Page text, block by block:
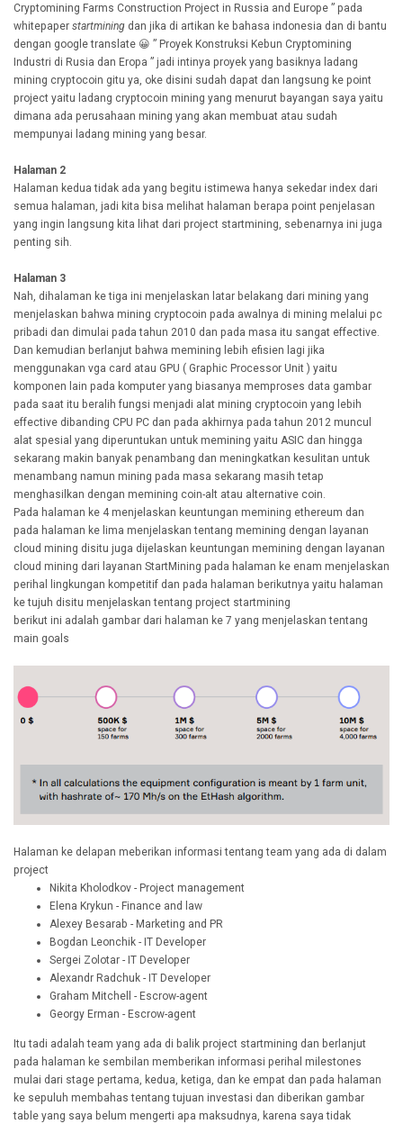
Cryptomining Farms Construction Project in Russia and Europe ” pada
whitepaper startmining dan jika di artikan ke bahasa indonesia dan di bantu
dengan google translate 😀 ” Proyek Konstruksi Kebun Cryptomining
Industri di Rusia dan Eropa ” jadi intinya proyek yang basiknya ladang
mining cryptocoin gitu ya, oke disini sudah dapat dan langsung ke point
project yaitu ladang cryptocoin mining yang menurut bayangan saya yaitu
dimana ada perusahaan mining yang akan membuat atau sudah
mempunyai ladang mining yang besar.
Halaman 2
Halaman kedua tidak ada yang begitu istimewa hanya sekedar index dari
semua halaman, jadi kita bisa melihat halaman berapa point penjelasan
yang ingin langsung kita lihat dari project startmining, sebenarnya ini juga
penting sih.
Halaman 3
Nah, dihalaman ke tiga ini menjelaskan latar belakang dari mining yang
menjelaskan bahwa mining cryptocoin pada awalnya di mining melalui pc
pribadi dan dimulai pada tahun 2010 dan pada masa itu sangat effective.
Dan kemudian berlanjut bahwa memining lebih efisien lagi jika
menggunakan vga card atau GPU ( Graphic Processor Unit ) yaitu
komponen lain pada komputer yang biasanya memproses data gambar
pada saat itu beralih fungsi menjadi alat mining cryptocoin yang lebih
effective dibanding CPU PC dan pada akhirnya pada tahun 2012 muncul
alat spesial yang diperuntukan untuk memining yaitu ASIC dan hingga
sekarang makin banyak penambang dan meningkatkan kesulitan untuk
menambang namun mining pada masa sekarang masih tetap
menghasilkan dengan memining coin-alt atau alternative coin.
Pada halaman ke 4 menjelaskan keuntungan memining ethereum dan
pada halaman ke lima menjelaskan tentang memining dengan layanan
cloud mining disitu juga dijelaskan keuntungan memining dengan layanan
cloud mining dari layanan StartMining pada halaman ke enam menjelaskan
perihal lingkungan kompetitif dan pada halaman berikutnya yaitu halaman
ke tujuh disitu menjelaskan tentang project startmining
berikut ini adalah gambar dari halaman ke 7 yang menjelaskan tentang
main goals
Halaman ke delapan meberikan informasi tentang team yang ada di dalam
project
Nikita Kholodkov - Project management
Elena Krykun - Finance and law
Alexey Besarab - Marketing and PR
Bogdan Leonchik - IT Developer
Sergei Zolotar - IT Developer
Alexandr Radchuk - IT Developer
Graham Mitchell - Escrow-agent
Georgy Erman - Escrow-agent
Itu tadi adalah team yang ada di balik project startmining dan berlanjut
pada halaman ke sembilan memberikan informasi perihal milestones
mulai dari stage pertama, kedua, ketiga, dan ke empat dan pada halaman
ke sepuluh membahas tentang tujuan investasi dan diberikan gambar
table yang saya belum mengerti apa maksudnya, karena saya tidak